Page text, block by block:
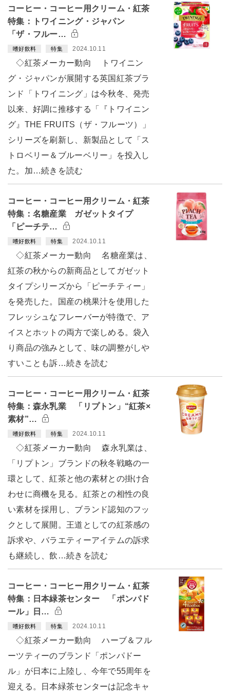
コーヒー・コーヒー用クリーム・紅茶
特集：トワイニング・ジャパン
「ザ・フルー…
嗜好飲料 特集 2024.10.11
◇紅茶メーカー動向 トワイニン
グ・ジャパンが展開する英国紅茶ブラ
ンド「トワイニング」は今秋冬、発売
以来、好調に推移する「『トワイニン
グ』THE FRUITS（ザ・フルーツ）」
シリーズを刷新し、新製品として「ス
トロベリー＆ブルーベリー」を投入し
た。加…続きを読む
コーヒー・コーヒー用クリーム・紅茶
特集：名糖産業 ガゼットタイプ
「ピーチテ…
嗜好飲料 特集 2024.10.11
◇紅茶メーカー動向 名糖産業は、
紅茶の秋からの新商品としてガゼット
タイプシリーズから「ピーチティー」
を発売した。国産の桃果汁を使用した
フレッシュなフレーバーが特徴で、ア
イスとホットの両方で楽しめる。袋入
り商品の強みとして、味の調整がしや
すいことも訴…続きを読む
コーヒー・コーヒー用クリーム・紅茶
特集：森永乳業 「リプトン」“紅茶×
素材”…
嗜好飲料 特集 2024.10.11
◇紅茶メーカー動向 森永乳業は、
「リプトン」ブランドの秋冬戦略の一
環として、紅茶と他の素材との掛け合
わせに商機を見る。紅茶との相性の良
い素材を採用し、ブランド認知のフッ
クとして展開。王道としての紅茶感の
訴求や、バラエティーアイテムの訴求
も継続し、飲…続きを読む
コーヒー・コーヒー用クリーム・紅茶
特集：日本緑茶センター 「ポンパド
ール」日…
嗜好飲料 特集 2024.10.11
◇紅茶メーカー動向 ハーブ＆フル
ーツティーのブランド「ポンパドー
ル」が日本に上陸し、今年で55周年を
迎える。日本緑茶センターは記念キャ